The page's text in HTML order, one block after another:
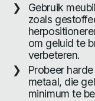
Gebruik
zoals
om geluid te
verbeteren.
Probeer
metaal, die
minimum te